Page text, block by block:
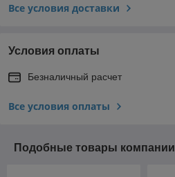
Все условия доставки
Условия оплаты
Безналичный расчет
Все условия оплаты
Подобные товары компании